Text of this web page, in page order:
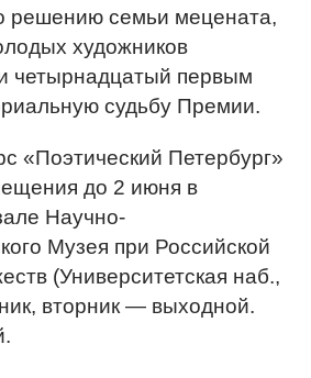
решению семьи мецената,
художников
четырнадцатый первым
судьбу Премии.
«Поэтический Петербург»
до 2 июня в
Научно-
Музея при Российской
(Университетская наб.,
вторник — выходной.